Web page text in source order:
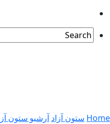
Home ستون آزاد آرشیو ستون